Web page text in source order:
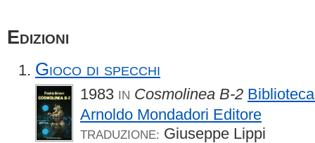
Edizioni
Gioco di specchi
1983 IN Cosmolinea B-2
Arnoldo Mondadori Editore
TRADUZIONE: Giuseppe Lippi